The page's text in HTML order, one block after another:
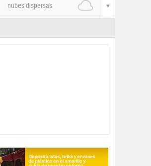
nubes dispersas